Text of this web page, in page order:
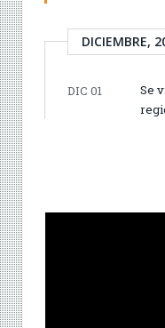
DICIEMBRE,
DIC 01
Se